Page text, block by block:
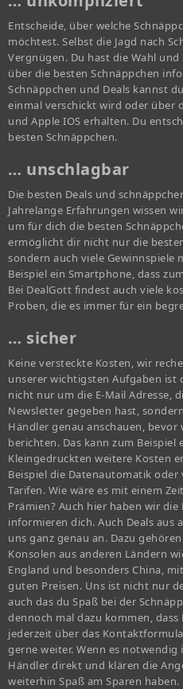
Entscheide, über welche
möchtest. Selbst die Jagd nach
Vergnügen. Du hast die Wahl
über die besten Schnäppchen
Schnäppchen und Deals kannst
einmal verschickt wird oder über
und Apple IOS erhalten. Du
besten Schnäppchen.
… unschlagbar
Die besten Deals und
Jahrelange Erfahrungen wissen
um für dich die besten
ermöglicht dir nicht nur die
sondern auch viele Gewinnspiele
Beispiel ein Smartphone, dass
Bei DealGott findest auch viele
Proben, die es immer für ein
… sicher
Keine versteckte Kosten, wir
unserer wichtigsten Aufgaben ist
nicht nur um die E-Mail Adresse,
Newsletter gegeben hast,
Händler genau anschauen, bevor
berichten. Das kann zum
Kleingedruckten weitere Kosten
Beispiel die Datenautomatik
Tarifen. Wie wäre es mit einem
Prämien? Auch hier haben wir
informieren dich. Auch Deals aus
uns ganz genau an. Dazu
Konsolen aus anderen Ländern
England und besonders China,
guten Preisen. Uns ist nicht nur
auch das du Spaß bei der
dennoch mal dazu kommen,
jederzeit über das
gerne weiter. Wenn es
Händler direkt und klären die
weiterhin Spaß am Sparen haben.